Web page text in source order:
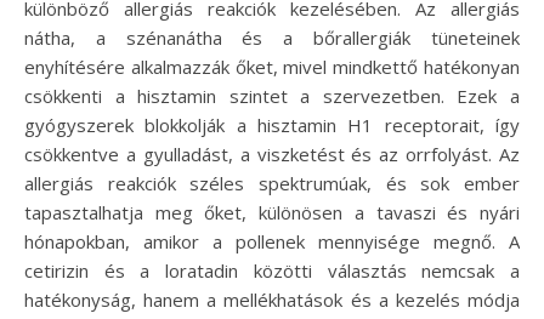
különböző allergiás reakciók kezelésében. Az allergiás
nátha, a szénanátha és a bőrallergiák tüneteinek
enyhítésére alkalmazzák őket, mivel mindkettő hatékonyan
csökkenti a hisztamin szintet a szervezetben. Ezek a
gyógyszerek blokkolják a hisztamin H1 receptorait, így
csökkentve a gyulladást, a viszketést és az orrfolyást. Az
allergiás reakciók széles spektrumúak, és sok ember
tapasztalhatja meg őket, különösen a tavaszi és nyári
hónapokban, amikor a pollenek mennyisége megnő. A
cetirizin és a loratadin közötti választás nemcsak a
hatékonyság, hanem a mellékhatások és a kezelés módja